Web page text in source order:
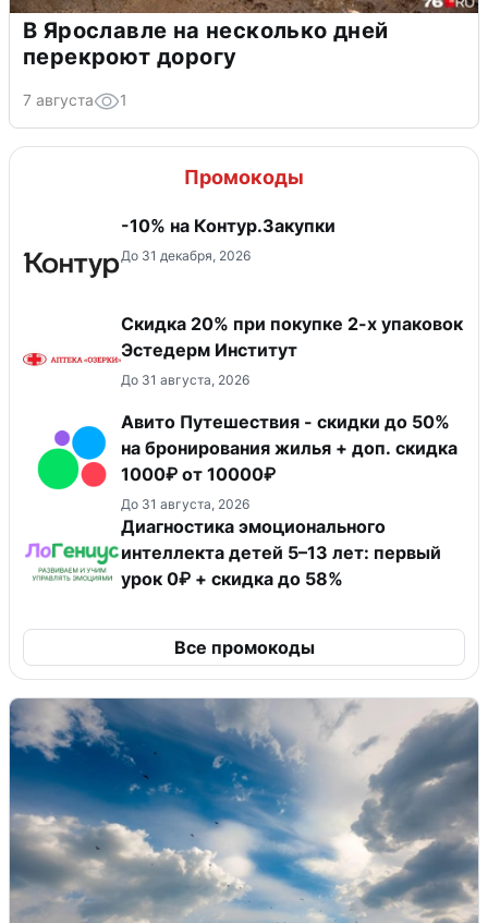
В Ярославле на несколько дней
перекроют дорогу
7 августа 1
Промокоды
-10% на Контур.Закупки
До 31 декабря, 2026
Скидка 20% при покупке 2-х упаковок
Эстедерм Институт
До 31 августа, 2026
Авито Путешествия - скидки до 50%
на бронирования жилья + доп. скидка
1000₽ от 10000₽
До 31 августа, 2026
Диагностика эмоционального
интеллекта детей 5–13 лет: первый
урок 0₽ + скидка до 58%
Все промокоды